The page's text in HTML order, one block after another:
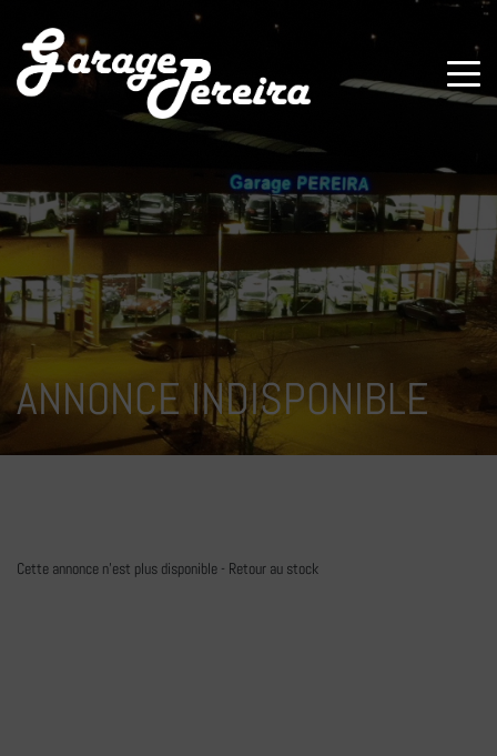
ANNONCE INDISPONIBLE
Cette annonce n'est plus disponible - Retour au stock
Paramètres avancés des cookies